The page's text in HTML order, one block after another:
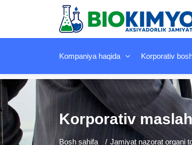
Kompaniya haqida Korporativ
Korporativ
Bosh sahifa Jamiyat nazorat organi